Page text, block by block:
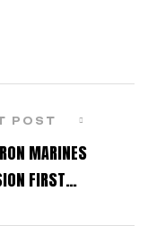
POST
MARINES
FIRST